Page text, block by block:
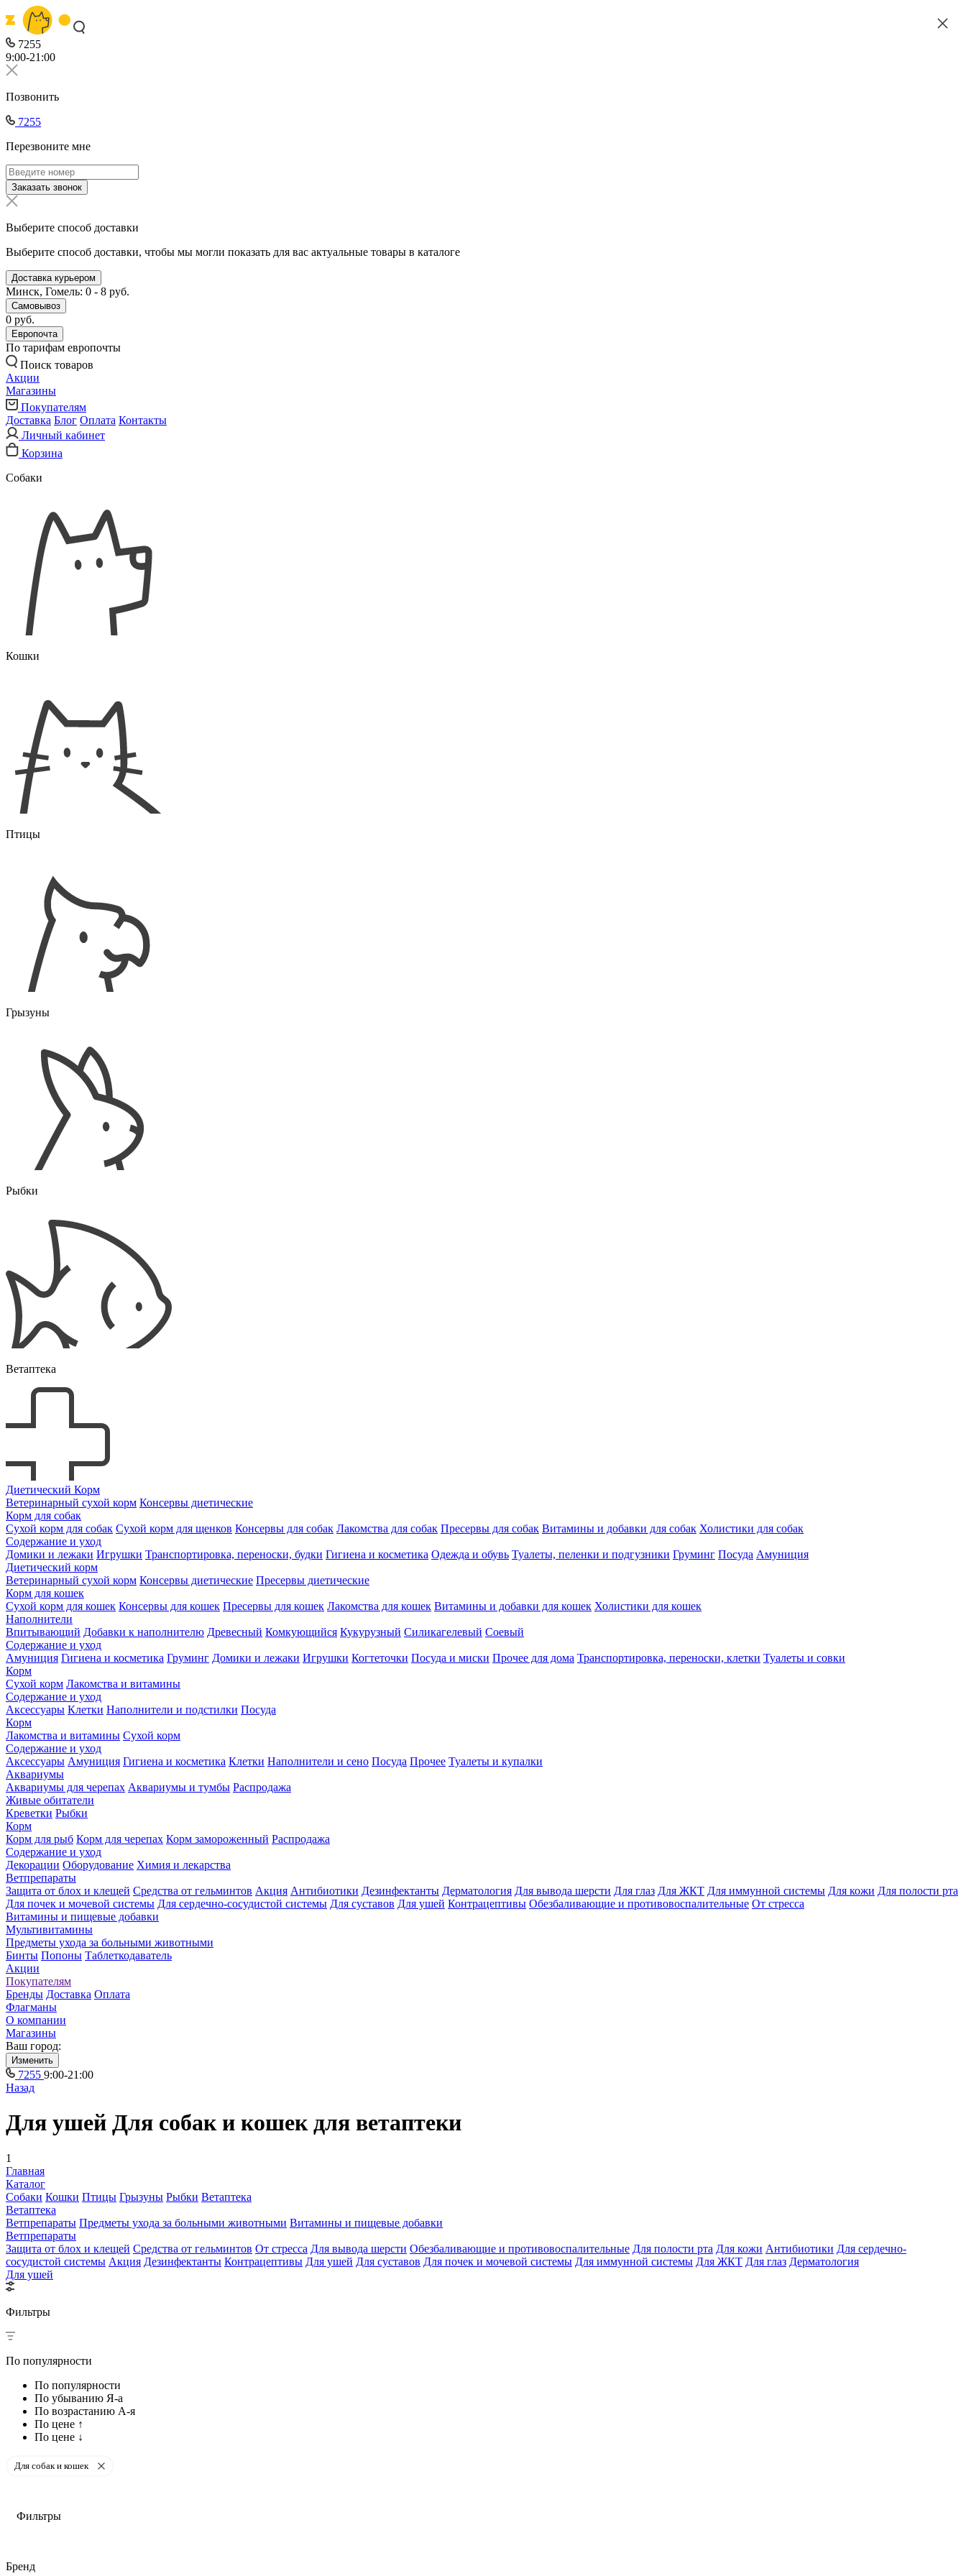
7255
9:00-21:00
Позвонить
7255
Перезвоните мне
Заказать звонок
Выберите способ доставки
Выберите способ доставки, чтобы мы могли показать для вас актуальные товары в каталоге
Доставка курьером
Минск, Гомель: 0 - 8 руб.
Самовывоз
0 руб.
Европочта
По тарифам европочты
Поиск товаров
Акции
Магазины
Покупателям
Доставка Блог Оплата Контакты
Личный кабинет
Корзина
Собаки
Кошки
Птицы
Грызуны
Рыбки
Ветаптека
Диетический Корм
Ветеринарный сухой корм Консервы диетические
Корм для собак
Сухой корм для собак Сухой корм для щенков Консервы для собак Лакомства для собак Пресервы для собак Витамины и добавки для собак Холистики для собак
Содержание и уход
Домики и лежаки Игрушки Транспортировка, переноски, будки Гигиена и косметика Одежда и обувь Туалеты, пеленки и подгузники Груминг Посуда Амуниция
Диетический корм
Ветеринарный сухой корм Консервы диетические Пресервы диетические
Корм для кошек
Сухой корм для кошек Консервы для кошек Пресервы для кошек Лакомства для кошек Витамины и добавки для кошек Холистики для кошек
Наполнители
Впитывающий Добавки к наполнителю Древесный Комкующийся Кукурузный Силикагелевый Соевый
Содержание и уход
Амуниция Гигиена и косметика Груминг Домики и лежаки Игрушки Когтеточки Посуда и миски Прочее для дома Транспортировка, переноски, клетки Туалеты и совки
Корм
Сухой корм Лакомства и витамины
Содержание и уход
Аксессуары Клетки Наполнители и подстилки Посуда
Корм
Лакомства и витамины Сухой корм
Содержание и уход
Аксессуары Амуниция Гигиена и косметика Клетки Наполнители и сено Посуда Прочее Туалеты и купалки
Аквариумы
Аквариумы для черепах Аквариумы и тумбы Распродажа
Живые обитатели
Креветки Рыбки
Корм
Корм для рыб Корм для черепах Корм замороженный Распродажа
Содержание и уход
Декорации Оборудование Химия и лекарства
Ветпрепараты
Защита от блох и клещей Средства от гельминтов Акция Антибиотики Дезинфектанты Дерматология Для вывода шерсти Для глаз Для ЖКТ Для иммунной системы Для кожи Для полости рта
Для почек и мочевой системы Для сердечно-сосудистой системы Для суставов Для ушей Контрацептивы Обезбаливающие и противовоспалительные От стресса
Витамины и пищевые добавки
Мультивитамины
Предметы ухода за больными животными
Бинты Попоны Таблеткодаватель
Акции
Покупателям
Бренды Доставка Оплата
Флагманы
О компании
Магазины
Ваш город:
Изменить
7255 9:00-21:00
Назад
Для ушей Для собак и кошек для ветаптеки
1
Главная
Каталог
Собаки Кошки Птицы Грызуны Рыбки Ветаптека
Ветаптека
Ветпрепараты Предметы ухода за больными животными Витамины и пищевые добавки
Ветпрепараты
Защита от блох и клещей Средства от гельминтов От стресса Для вывода шерсти Обезбаливающие и противовоспалительные Для полости рта Для кожи Антибиотики Для сердечно-
сосудистой системы Акция Дезинфектанты Контрацептивы Для ушей Для суставов Для почек и мочевой системы Для иммунной системы Для ЖКТ Для глаз Дерматология
Для ушей
Фильтры
По популярности
По популярности
По убыванию Я-а
По возрастанию А-я
По цене ↑
По цене ↓
Для собак и кошек
Фильтры
Бренд